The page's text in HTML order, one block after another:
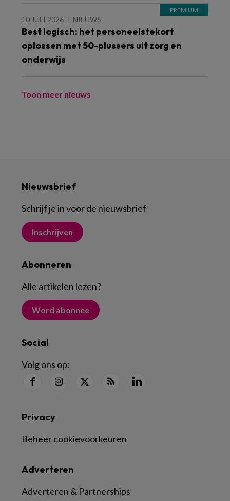
10 JULI 2026 NIEUWS
Best logisch: het personeelstekort
oplossen met 50-plussers uit zorg en
onderwijs
Toon meer nieuws
Nieuwsbrief
Schrijf je in voor de nieuwsbrief
Inschrijven
Abonneren
Alle artikelen lezen?
Word abonnee
Social
Volg ons op:
Adverteren
Adverteren & Partnerships
Privacy
Beheer cookievoorkeuren